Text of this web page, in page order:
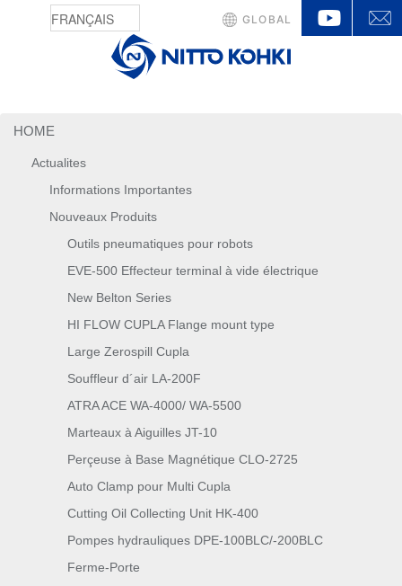
HOME
Actualites
Informations Importantes
Nouveaux Produits
Outils pneumatiques pour robots
EVE-500 Effecteur terminal à vide électrique
New Belton Series
HI FLOW CUPLA Flange mount type
Large Zerospill Cupla
Souffleur d´air LA-200F
ATRA ACE WA-4000/ WA-5500
Marteaux à Aiguilles JT-10
Perçeuse à Base Magnétique CLO-2725
Auto Clamp pour Multi Cupla
Cutting Oil Collecting Unit HK-400
Pompes hydrauliques DPE-100BLC/-200BLC
Ferme-Porte
GLOBAL